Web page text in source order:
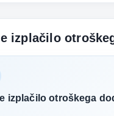
izplačilo
izplačilo otroškega